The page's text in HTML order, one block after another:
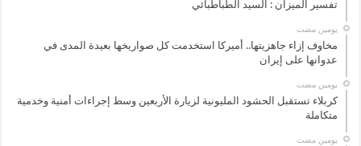
تفسير الميزان : السيد الطباطبائي
‏يومين مضت
مخاوف إزاء جاهزيتها.. أميركا استخدمت كل صواريخها بعيدة المدى في
عدوانها على إيران
‏يومين مضت
كربلاء تستقبل الحشود المليونية لزيارة الأربعين وسط إجراءات أمنية وخدمية
متكاملة
‏يومين مضت